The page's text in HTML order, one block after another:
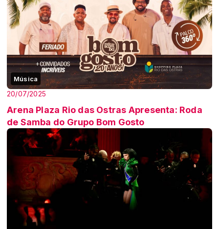
Música
20/07/2025
Arena Plaza Rio das Ostras Apresenta: Roda
de Samba do Grupo Bom Gosto